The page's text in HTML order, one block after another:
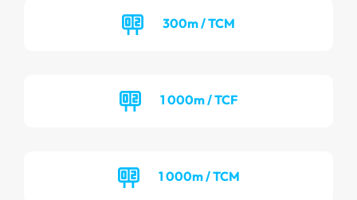
300m / TCM
1 000m / TCF
1 000m / TCM